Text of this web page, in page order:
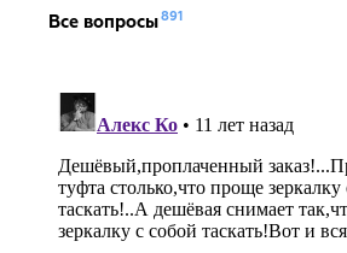
Все вопросы891